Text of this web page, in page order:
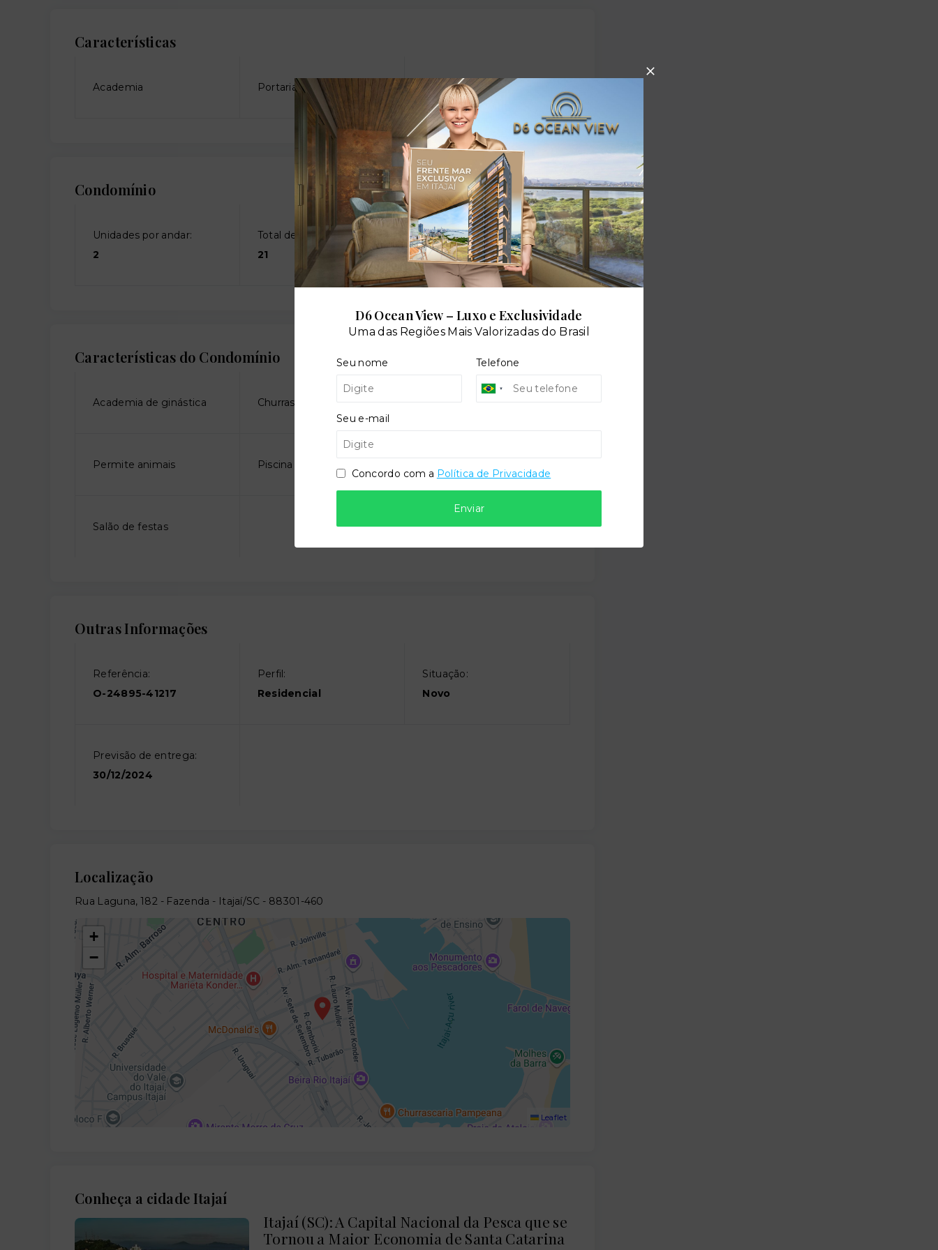
Características
Academia Portaria
Condomínio
Unidades por andar:
2
Total de andares:
21
Características do Condomínio
Academia de ginástica Churrasqueira Elevador social
Permite animais Piscina adulto
Salão de festas
Outras Informações
Referência:
O-24895-41217
Perfil:
Residencial
Situação:
Novo
Previsão de entrega:
30/12/2024
Localização
Rua Laguna, 182 - Fazenda - Itajaí/SC - 88301-460
+
−
Leaflet
Conheça a cidade Itajaí
Itajaí (SC): A Capital Nacional da Pesca que se
Tornou a Maior Economia de Santa Catarina
D6 Ocean View – Luxo e Exclusividade
Uma das Regiões Mais Valorizadas do Brasil
Seu nome Telefone
Seu e-mail
Concordo com a Política de Privacidade
Enviar